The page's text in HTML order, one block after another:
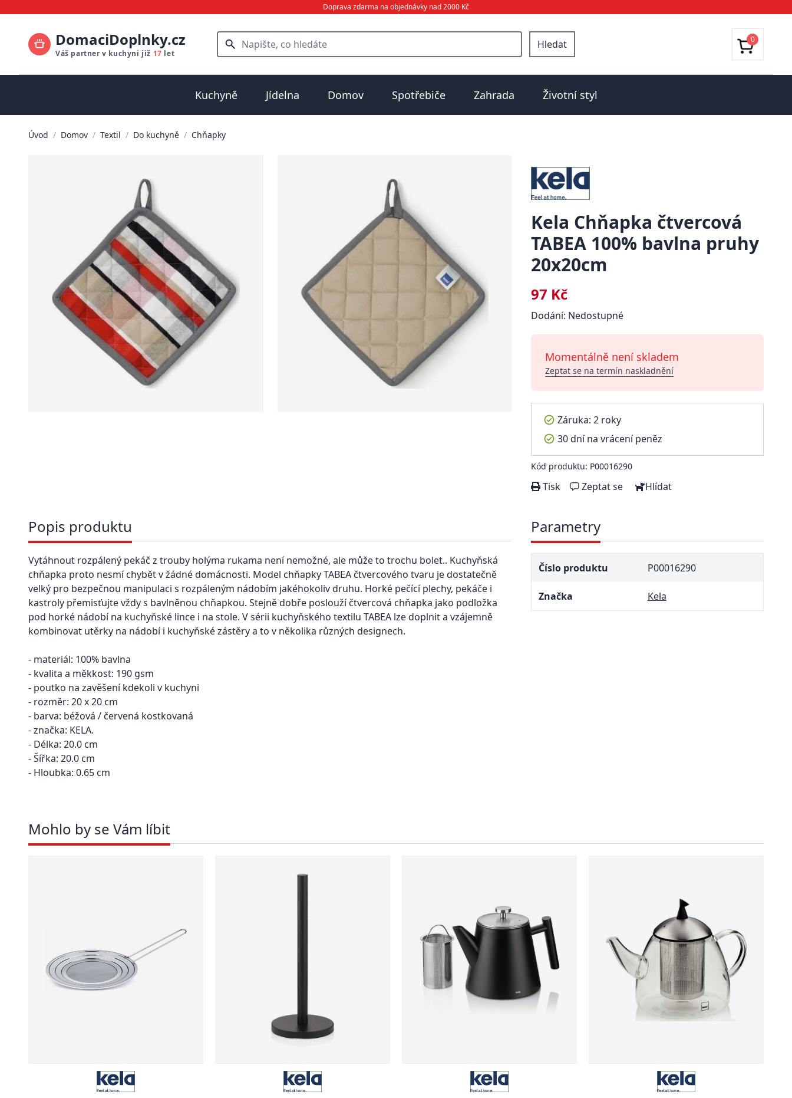
Doprava zdarma na objednávky nad 2000 Kč
DomaciDoplnky.cz
Váš partner v kuchyni již 17 let
Hledat 0
Kuchyně Jídelna Domov Spotřebiče Zahrada Životní styl
Úvod / Domov / Textil / Do kuchyně / Chňapky
Kela Chňapka čtvercová
TABEA 100% bavlna pruhy
20x20cm
97 Kč
Dodání: Nedostupné
Momentálně není skladem
Zeptat se na termín naskladnění
Záruka: 2 roky
30 dní na vrácení peněz
Kód produktu: P00016290
Tisk Zeptat se Hlídat
Popis produktu
Vytáhnout rozpálený pekáč z trouby holýma rukama není nemožné, ale může to trochu bolet.. Kuchyňská
chňapka proto nesmí chybět v žádné domácnosti. Model chňapky TABEA čtvercového tvaru je dostatečně
velký pro bezpečnou manipulaci s rozpáleným nádobím jakéhokoliv druhu. Horké pečící plechy, pekáče i
kastroly přemisťujte vždy s bavlněnou chňapkou. Stejně dobře poslouží čtvercová chňapka jako podložka
pod horké nádobí na kuchyňské lince i na stole. V sérii kuchyňského textilu TABEA lze doplnit a vzájemně
kombinovat utěrky na nádobí i kuchyňské zástěry a to v několika různých designech.
- materiál: 100% bavlna
- kvalita a měkkost: 190 gsm
- poutko na zavěšení kdekoli v kuchyni
- rozměr: 20 x 20 cm
- barva: béžová / červená kostkovaná
- značka: KELA.
- Délka: 20.0 cm
- Šířka: 20.0 cm
- Hloubka: 0.65 cm
Parametry
Číslo produktu P00016290
Značka Kela
Mohlo by se Vám líbit